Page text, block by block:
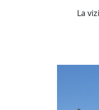
La vizita